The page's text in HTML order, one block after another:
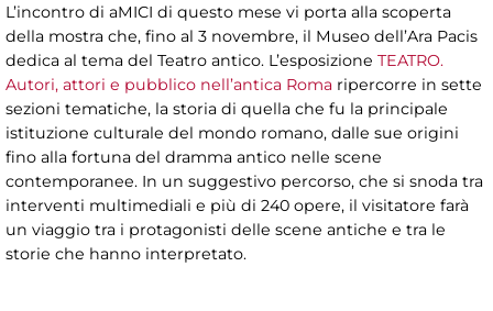
L’incontro di aMICI di questo mese vi porta alla scoperta
della mostra che, fino al 3 novembre, il Museo dell’Ara Pacis
dedica al tema del Teatro antico. L’esposizione TEATRO.
Autori, attori e pubblico nell’antica Roma ripercorre in sette
sezioni tematiche, la storia di quella che fu la principale
istituzione culturale del mondo romano, dalle sue origini
fino alla fortuna del dramma antico nelle scene
contemporanee. In un suggestivo percorso, che si snoda tra
interventi multimediali e più di 240 opere, il visitatore farà
un viaggio tra i protagonisti delle scene antiche e tra le
storie che hanno interpretato.